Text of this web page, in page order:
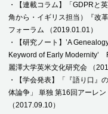
・【連載コラム】「GDPRと
角から・イギリス担当）『改
フォーラム （2019.01.01）
・【研究ノート】’A
Keyword of Early Modernity’
麗澤大学英米文化研究会 （
・【学会発表】「『語り口』
体論争」 単独 第16回アーレ
（2017.09.10）